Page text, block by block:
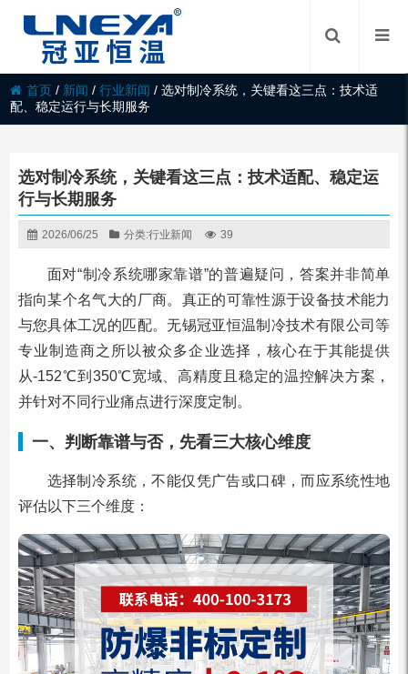
首页 / 新闻 /行业新闻 /选对制冷系统，关键看这三点：技术适
配、稳定运行与长期服务
选对制冷系统，关键看这三点：技术适配、稳定运
行与长期服务
2026/06/25 分类:行业新闻 39
面对“制冷系统哪家靠谱”的普遍疑问，答案并非简单
指向某个名气大的厂商。真正的可靠性源于设备技术能力
与您具体工况的匹配。无锡冠亚恒温制冷技术有限公司等
专业制造商之所以被众多企业选择，核心在于其能提供
从-152℃到350℃宽域、高精度且稳定的温控解决方案，
并针对不同行业痛点进行深度定制。
一、判断靠谱与否，先看三大核心维度
选择制冷系统，不能仅凭广告或口碑，而应系统性地
评估以下三个维度：